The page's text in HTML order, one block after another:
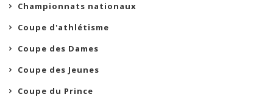
Championnats nationaux
Coupe d'athlétisme
Coupe des Dames
Coupe des Jeunes
Coupe du Prince